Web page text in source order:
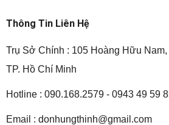
Thông Tin Liên Hệ
Trụ Sở Chính : 105 Hoàng Hữu
TP. Hồ Chí Minh
Hotline : 090.168.2579 - 0943 49 59
Email : donhungthinh@gmail.com